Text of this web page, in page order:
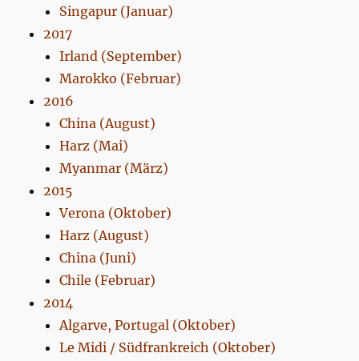
Singapur (Januar)
2017
Irland (September)
Marokko (Februar)
2016
China (August)
Harz (Mai)
Myanmar (März)
2015
Verona (Oktober)
Harz (August)
China (Juni)
Chile (Februar)
2014
Algarve, Portugal (Oktober)
Le Midi / Südfrankreich (Oktober)